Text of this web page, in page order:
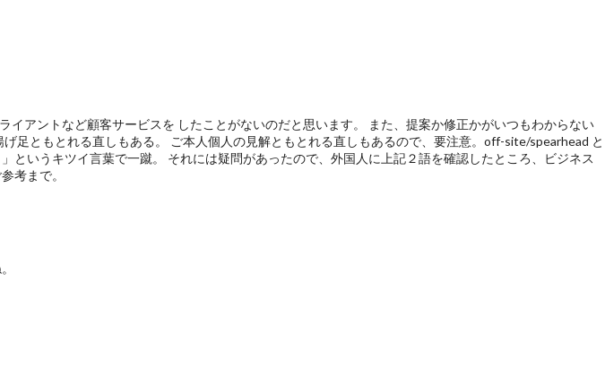
アントなど顧客サービスを したことがないのだと思います。 また、提案か修正かがいつもわからない
足ともとれる直しもある。 ご本人個人の見解ともとれる直しもあるので、要注意。off-site/spearhead と
いうキツイ言葉で一蹴。 それには疑問があったので、外国人に上記２語を確認したところ、ビジネス
考まで。